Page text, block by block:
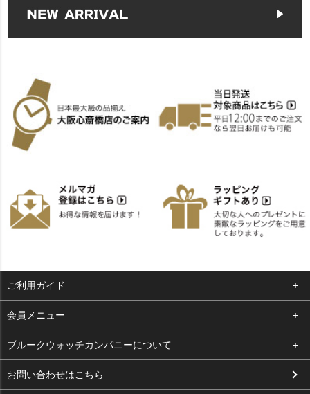
ご利用ガイド
よくある質問
支払い・送料
お客様の声
会員メニュー
ログイン
お気に入り
ブルークウォッチカンパニーについて
会社概要
お問い合わせはこちら